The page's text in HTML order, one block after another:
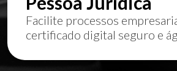
Facilite processos
certificado digital seguro e